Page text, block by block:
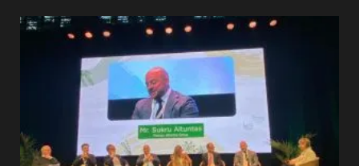
EİB’DE KRİTİK ATAMA:
SÜRDÜRÜLEBİLİRLİKTE NE
DEĞİŞECEK?
EDREMİT’İN GURURU TÜRKİYE
FİNALİNDE NE BAŞARDI?